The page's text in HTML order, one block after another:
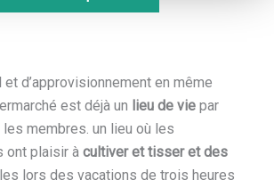
d’approvisionnement en même
est déjà un lieu de vie par
membres. un lieu où les
ont plaisir à cultiver et tisser et des
lors des vacations de trois heures